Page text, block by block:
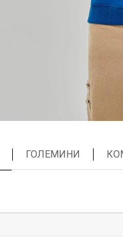
ГОЛЕМИНИ